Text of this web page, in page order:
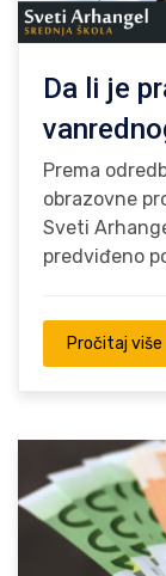
Da li je
Prema
obrazovne
Sveti
predviđeno
Pročitaj više